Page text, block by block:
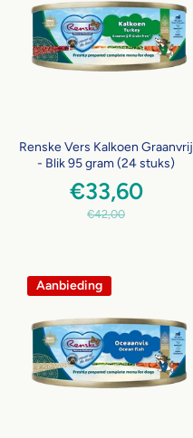
Renske Vers Kalkoen Graanvrij
- Blik 95 gram (24 stuks)
€33,60
€42,00
Aanbieding